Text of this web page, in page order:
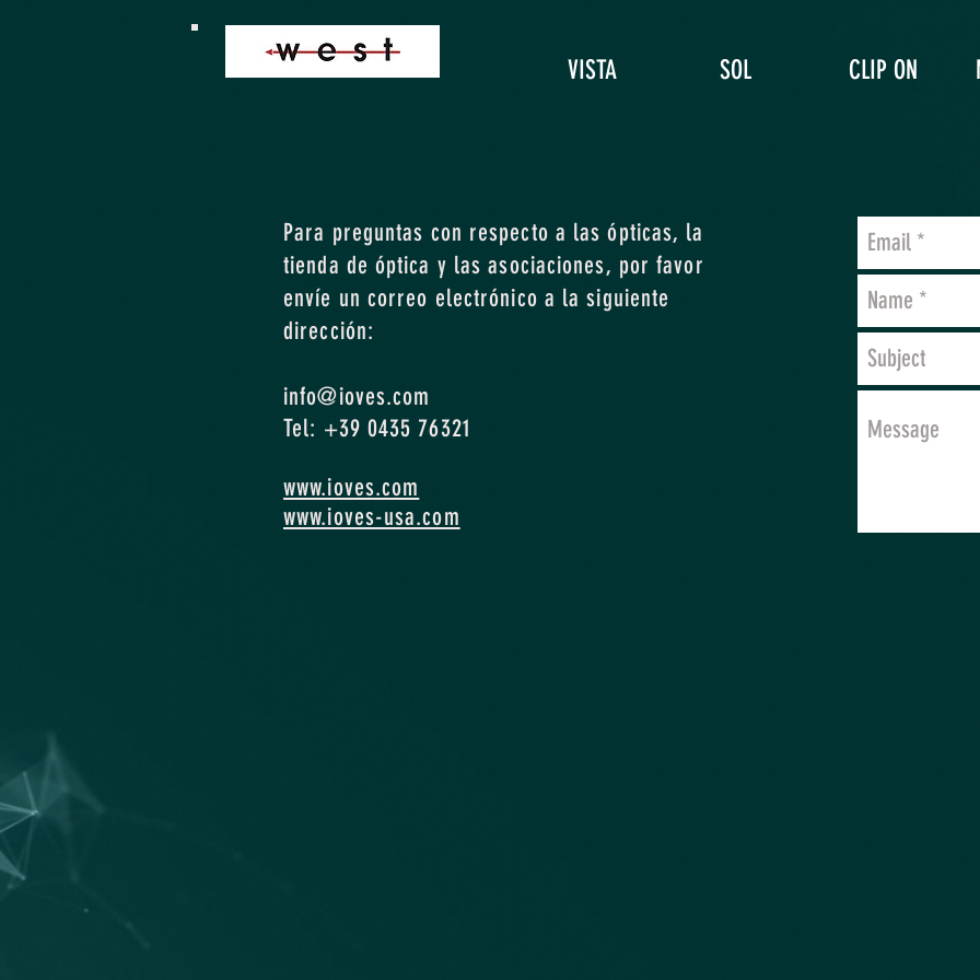
CLIP ON
SOL
VISTA
Para preguntas con respecto a las ópticas, la
tienda de óptica y las asociaciones, por favor
envíe un correo electrónico a la siguiente
dirección:
info@ioves.com
Tel: +39 0435 76321
www.ioves.com
www.ioves-usa.com